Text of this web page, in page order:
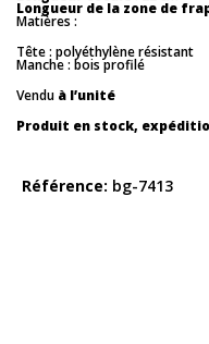
Longueur de la zone de
Matières :
Tête : polyéthylène résistant
Manche : bois profilé
Vendu à l’unité
Produit en stock,
Référence bg-7413